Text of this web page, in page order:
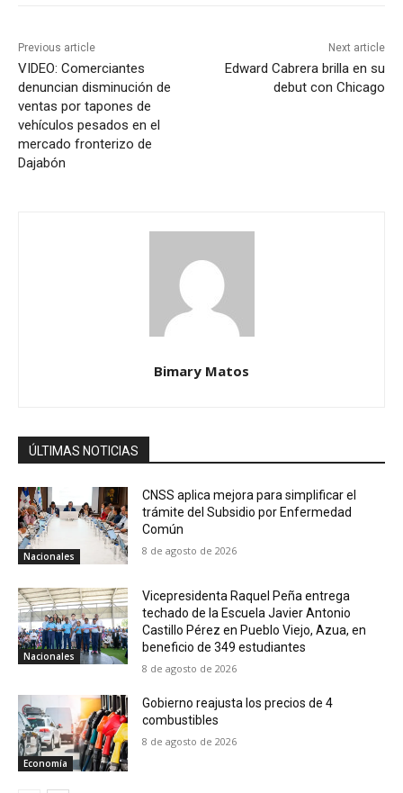
Previous article
VIDEO: Comerciantes
denuncian disminución de
ventas por tapones de
vehículos pesados en el
mercado fronterizo de
Dajabón
Next article
Edward Cabrera brilla en su
debut con Chicago
Bimary Matos
ÚLTIMAS NOTICIAS
Nacionales
CNSS aplica mejora para simplificar el
trámite del Subsidio por Enfermedad
Común
8 de agosto de 2026
Nacionales
Vicepresidenta Raquel Peña entrega
techado de la Escuela Javier Antonio
Castillo Pérez en Pueblo Viejo, Azua, en
beneficio de 349 estudiantes
8 de agosto de 2026
Economía
Gobierno reajusta los precios de 4
combustibles
8 de agosto de 2026